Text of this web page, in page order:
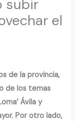
subir
el
de la provincia,
de los temas
Ávila y
Por otro lado,